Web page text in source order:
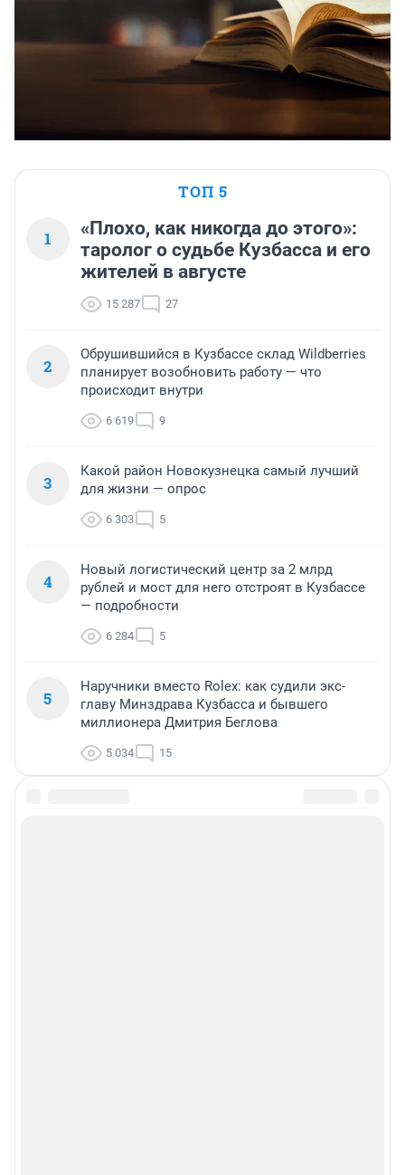
ТОП 5
1
«Плохо, как никогда до этого»:
таролог о судьбе Кузбасса и его
жителей в августе
15 287 27
2
Обрушившийся в Кузбассе склад Wildberries
планирует возобновить работу — что
происходит внутри
6 619 9
3
Какой район Новокузнецка самый лучший
для жизни — опрос
6 303 5
4
Новый логистический центр за 2 млрд
рублей и мост для него отстроят в Кузбассе
— подробности
6 284 5
5
Наручники вместо Rolex: как судили экс-
главу Минздрава Кузбасса и бывшего
миллионера Дмитрия Беглова
5 034 15